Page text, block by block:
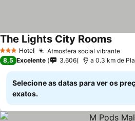
3 EstrelasHotel Atmosfera social vibrante
The Lights City Rooms
8,5 Excelente 3.606 a 0.3 km de
Selecione as datas para ver os
exatos.